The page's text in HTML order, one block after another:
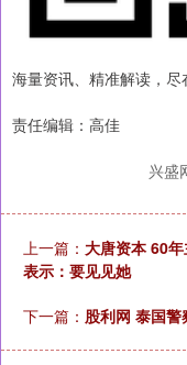
海量资讯、精准解读，尽
责任编辑：高佳
兴盛
上一篇： 大唐资本 60
表示：要见见她
下一篇： 股利网 泰国